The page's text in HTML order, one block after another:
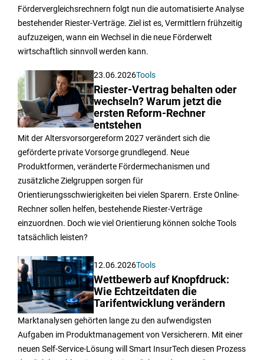
Fördervergleichsrechnern folgt nun die automatisierte Analyse
bestehender Riester-Verträge. Ziel ist es, Vermittlern frühzeitig
aufzuzeigen, wann ein Wechsel in die neue Förderwelt
wirtschaftlich sinnvoll werden kann.
23.06.2026Tools
Riester-Vertrag behalten oder
wechseln? Warum jetzt die
ersten Reform-Rechner
entstehen
Mit der Altersvorsorgereform 2027 verändert sich die
geförderte private Vorsorge grundlegend. Neue
Produktformen, veränderte Fördermechanismen und
zusätzliche Zielgruppen sorgen für
Orientierungsschwierigkeiten bei vielen Sparern. Erste Online-
Rechner sollen helfen, bestehende Riester-Verträge
einzuordnen. Doch wie viel Orientierung können solche Tools
tatsächlich leisten?
12.06.2026Tools
Wettbewerb auf Knopfdruck:
Wie Echtzeitdaten die
Tarifentwicklung verändern
Marktanalysen gehörten lange zu den aufwendigsten
Aufgaben im Produktmanagement von Versicherern. Mit einer
neuen Self-Service-Lösung will Smart InsurTech diesen Prozess